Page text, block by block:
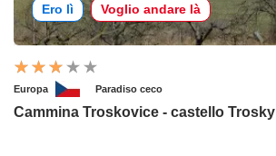
Ero lì Voglio andare là
Europa Paradiso ceco
Cammina Troskovice - castello Trosky